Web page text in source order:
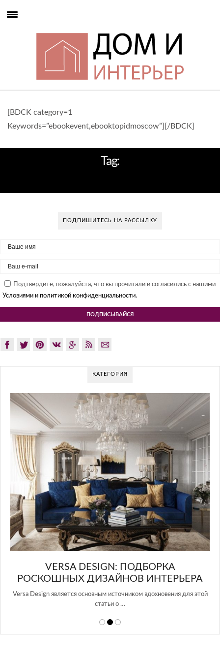
[BDCK category=1
Keywords=”ebookevent,ebooktopidmoscow”][/BDCK]
Tag:
ПОДПИШИТЕСЬ НА РАССЫЛКУ
Подтвердите, пожалуйста, что вы прочитали и согласились с нашими
Условиями и политикой конфиденциальности.
КАТЕГОРИЯ
VERSA DESIGN: ПОДБОРКА
РОСКОШНЫХ ДИЗАЙНОВ ИНТЕРЬЕРА
Versa Design является основным источником вдохновения для этой
статьи о …